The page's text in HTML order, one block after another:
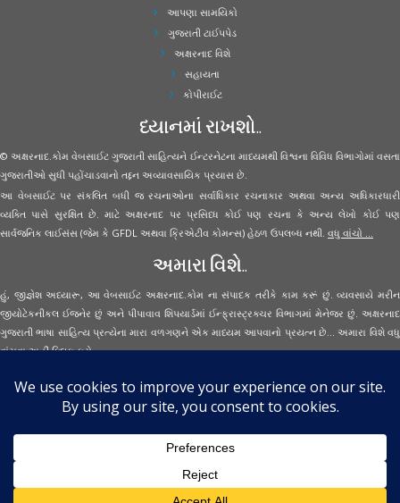
આપણા સામયિકો
ગુજરાતી ટાઈપપેડ
અક્ષરનાદ વિશે
સહાયતા
કોપીરાઈટ
ધ્યાનમાં રાખશો..
© અક્ષરનાદ.કોમ વેબસાઈટ ગુજરાતી સાહિત્યને ઈન્ટરનેટના માધ્યમથી વિશ્વના વિવિધ વિભાગોમાં વસતા
ગુજરાતીઓ સુધી પહોંચાડવાનો તદ્દન અવ્યાવસાયિક પ્રયાસ છે.
આ વેબસાઈટ પર સંકલિત બધી જ રચનાઓના સર્વાધિકાર રચનાકાર અથવા અન્ય અધિકારધારી
વ્યક્તિ પાસે સુરક્ષિત છે. માટે અક્ષરનાદ પર પ્રસિધ્ધ કોઈ પણ રચના કે અન્ય લેખો કોઈ પણ
સાર્વજનિક લાઈસંસ (જેમ કે GFDL અથવા ક્રિએટીવ કોમન્સ) હેઠળ ઉપલબ્ધ નથી. વધુ વાંચો ...
અમારા વિશે..
હું, જીજ્ઞેશ અધ્યારૂ, આ વેબસાઈટ અક્ષરનાદ.કોમ ના સંપાદક તરીકે કામ કરૂં છું. વ્યવસાયે મરીન
જીયોટેકનીકલ ઈજનેર છું અને પીપાવાવ શિપયાર્ડમાં ઈન્ફ્રાસ્ટ્રક્ચર વિભાગમાં મેનેજર છું. અક્ષરનાદ
ગુજરાતી ભાષા સાહિત્ય પ્રત્યેના મારા વળગણને એક માધ્યમ આપવાનો પ્રયત્ન છે... અમારા વિશે વધુ
વાંચવાઅહીં ક્લિક કરો...
Secured Site Assurance
Aksharnaad.com
By Jignesh Adhyaru ·
· All Rights Reserved ·